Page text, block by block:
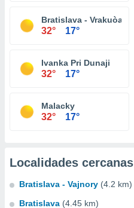
Bratislava - Vrakuòa
32° 17°
Ivanka Pri Dunaji
32° 17°
Malacky
32° 17°
Localidades cercanas
Bratislava - Vajnory (4.2 km)
Bratislava (4.45 km)